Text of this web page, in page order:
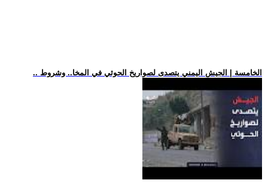
.. الخامسة | الجيش اليمني يتصدى لصواريخ الحوثي في المخا.. وشروط